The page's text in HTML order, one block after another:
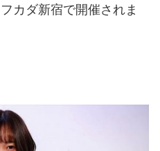
カダ新宿で開催されま